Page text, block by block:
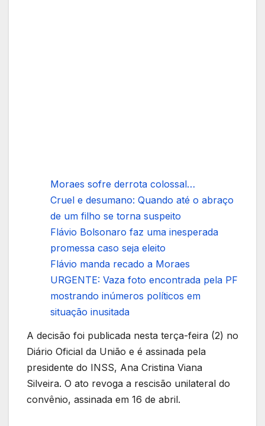
Moraes sofre derrota colossal…
Cruel e desumano: Quando até o abraço
de um filho se torna suspeito
Flávio Bolsonaro faz uma inesperada
promessa caso seja eleito
Flávio manda recado a Moraes
URGENTE: Vaza foto encontrada pela PF
mostrando inúmeros políticos em
situação inusitada
A decisão foi publicada nesta terça-feira (2) no
Diário Oficial da União e é assinada pela
presidente do INSS, Ana Cristina Viana
Silveira. O ato revoga a rescisão unilateral do
convênio, assinada em 16 de abril.